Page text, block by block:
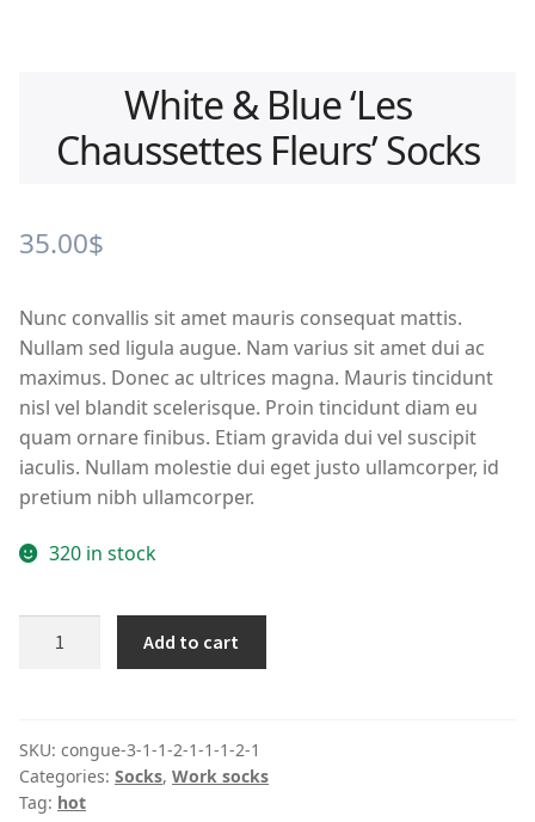
White & Blue ‘Les
Chaussettes Fleurs’ Socks
35.00$
Nunc convallis sit amet mauris consequat mattis.
Nullam sed ligula augue. Nam varius sit amet dui ac
maximus. Donec ac ultrices magna. Mauris tincidunt
nisl vel blandit scelerisque. Proin tincidunt diam eu
quam ornare finibus. Etiam gravida dui vel suscipit
iaculis. Nullam molestie dui eget justo ullamcorper, id
pretium nibh ullamcorper.
320 in stock
Chaussettes
Fleurs'
Socks
Add to cart
SKU: congue-3-1-1-2-1-1-1-2-1
Categories: Socks, Work socks
Tag: hot